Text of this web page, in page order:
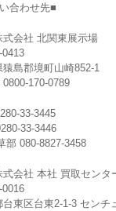
合わせ先■
式会社 北関東展示場
0413
猿島郡境町山崎852-1
0800-170-0789
33-3445
33-3446
部 080-8827-3458
式会社 本社 買取センタ
0016
台東区台東2-1-3 センチ